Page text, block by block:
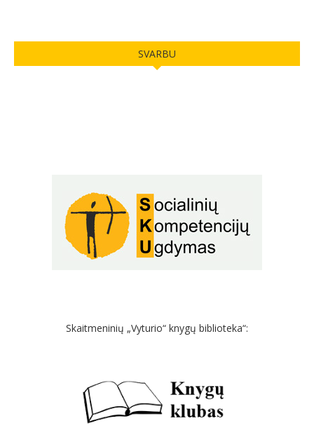
SVARBU
Skaitmeninių „Vyturio“ knygų biblioteka“: